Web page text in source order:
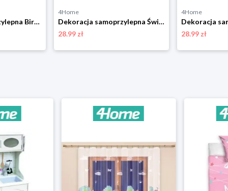
Dekoracja samoprzylepna Birds, 30 x 30 cm 4-Home
4Home
Dekoracja samoprzylepna Świnka Peppa, 30 x 30 cm 4-Home
28.99 zł
4Home
28.99 zł